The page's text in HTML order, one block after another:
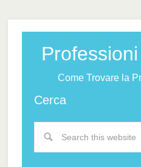
Come Trovare la
Cerca